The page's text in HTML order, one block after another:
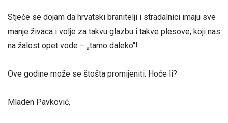
Stječe se dojam da hrvatski branitelji i stradalnici imaju sve
manje živaca i volje za takvu glazbu i takve plesove, koji nas
na žalost opet vode – „tamo daleko“!
Ove godine može se štošta promijeniti. Hoće li?
Mladen Pavković,